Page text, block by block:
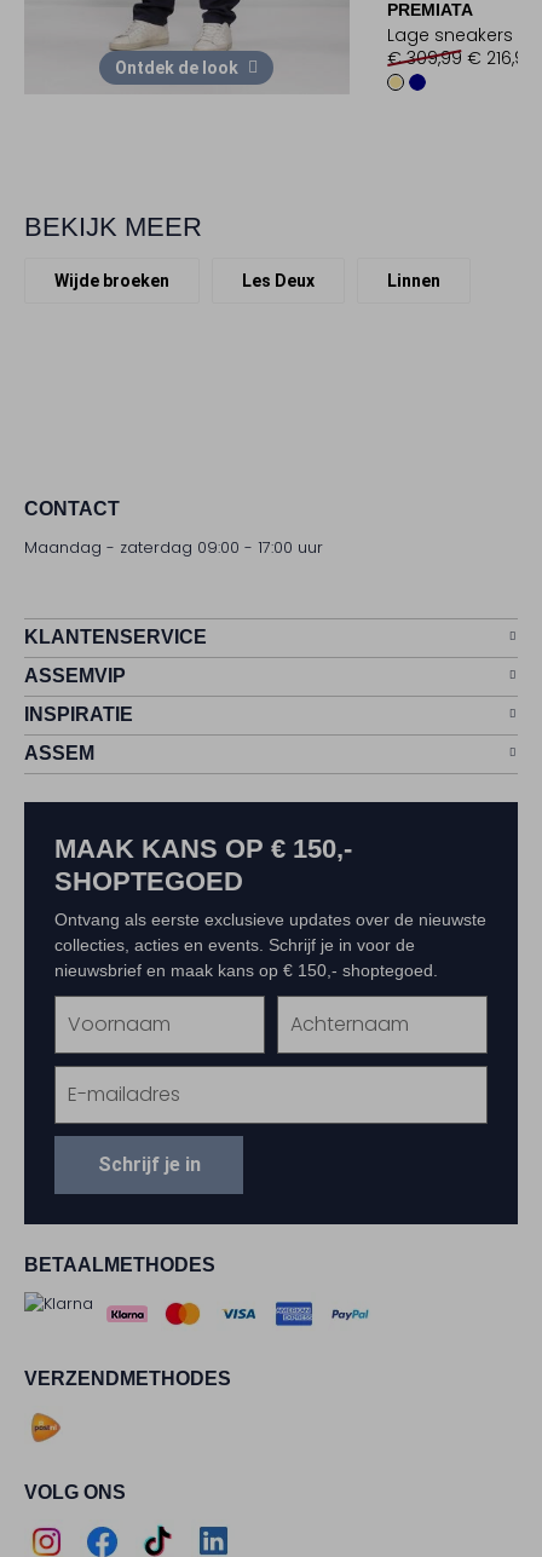
Ontdek de look
PREMIATA
Lage sneakers
€ 309,99 € 216,99
BEKIJK MEER
Wijde broeken Les Deux Linnen
CONTACT
Maandag - zaterdag 09:00 - 17:00 uur
KLANTENSERVICE
ASSEMVIP
INSPIRATIE
ASSEM
BETAALMETHODES
VERZENDMETHODES
VOLG ONS
MAAK KANS OP € 150,-
SHOPTEGOED
Ontvang als eerste exclusieve updates over de nieuwste
collecties, acties en events. Schrijf je in voor de
nieuwsbrief en maak kans op € 150,- shoptegoed.
Schrijf je in